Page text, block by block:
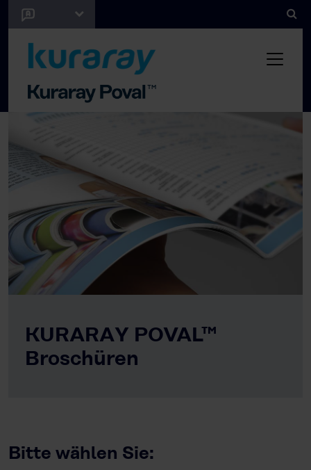
KURARAY POVAL™
Broschüren
Bitte wählen Sie: